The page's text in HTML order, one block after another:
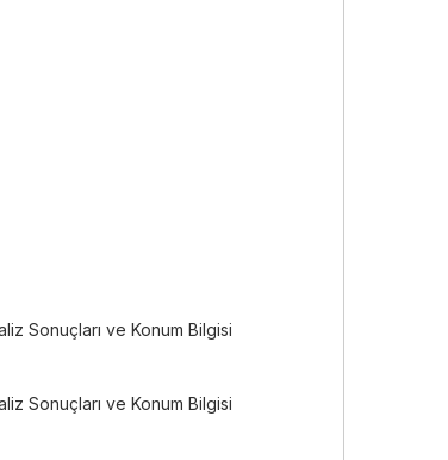
Sonuçları ve Konum Bilgisi
Sonuçları ve Konum Bilgisi